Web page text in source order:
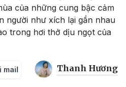
của những cung bậc cảm
người như xích lại gần nhau
trong hơi thở dịu ngọt của
mail Thanh Hương